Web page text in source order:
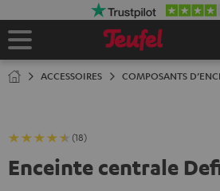
Page
ACCESSOIRES COMPOSANTS
(18)
Enceinte centrale